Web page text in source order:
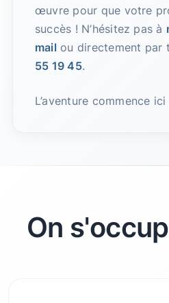
œuvre pour que votre
succès ! N’hésitez pas à
mail ou directement par
55 19 45.
L’aventure commence ici
On